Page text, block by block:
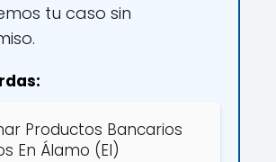
tu caso sin
Productos Bancarios
En Álamo (El)